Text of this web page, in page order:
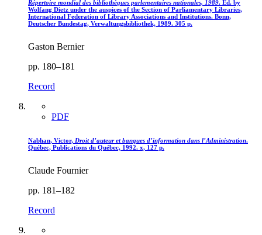
Répertoire mondial des bibliothèques parlementaires nationales, 1989. Ed. by
Wolfang Dietz under the auspices of the Section of Parliamentary Libraries,
International Federation of Library Associations and Institutions. Bonn,
Deutscher Bundestag, Verwaltungsbibliothek, 1989. 305 p.
Gaston Bernier
pp. 180–181
Record
PDF
Nabhan, Victor, Droit d’auteur et banques d’information dans l’Administration.
Québec, Publications du Québec, 1992. x, 127 p.
Claude Fournier
pp. 181–182
Record